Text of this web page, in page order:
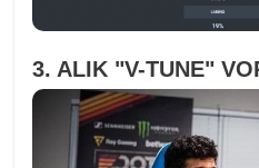
3. ALIK "V-TUNE"